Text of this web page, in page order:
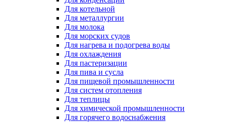
Для котельной
Для металлургии
Для молока
Для морских судов
Для нагрева и подогрева воды
Для охлаждения
Для пастеризации
Для пива и сусла
Для пищевой промышленности
Для систем отопления
Для теплицы
Для химической промышленности
Для горячего водоснабжения